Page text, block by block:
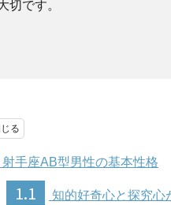
切です。
射手座AB型男性の基本性格
1.1 知的好奇心と探究心